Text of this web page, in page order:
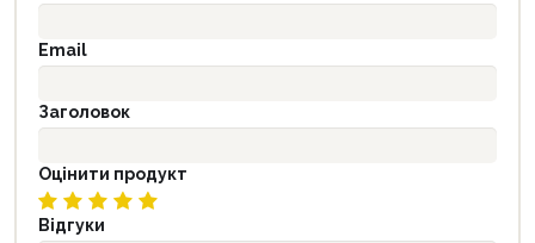
Email
Заголовок
Оцінити продукт
Відгуки